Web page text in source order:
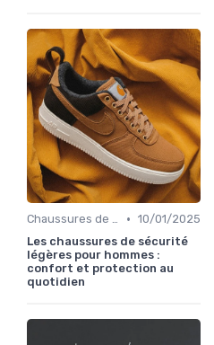
Chaussures de Sport • 10/01/2025
Les chaussures de sécurité
légères pour hommes :
confort et protection au
quotidien